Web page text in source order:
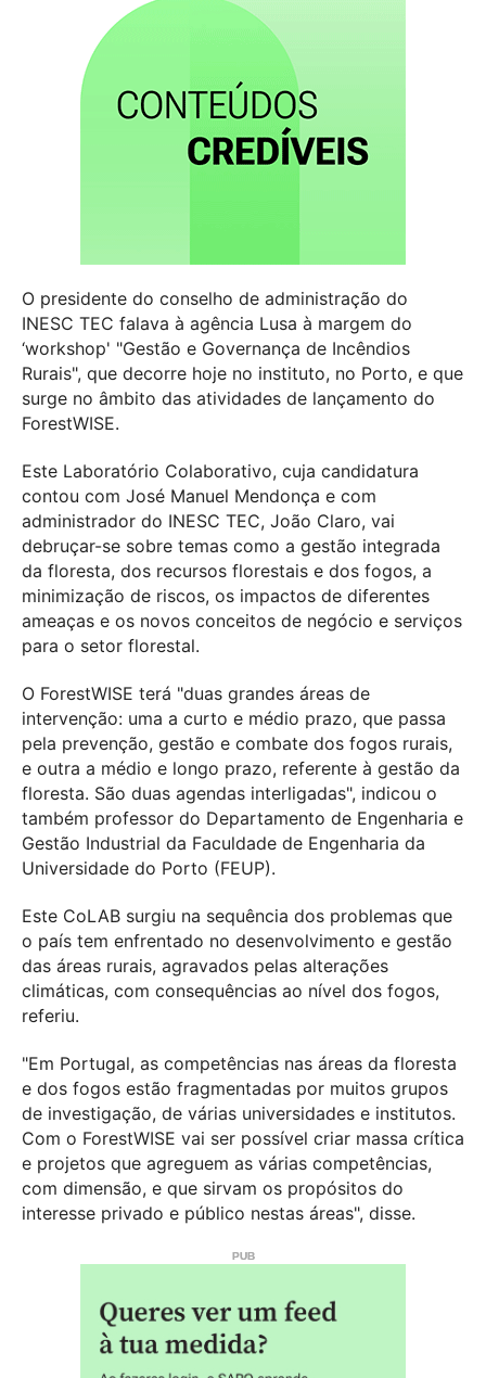
O presidente do conselho de administração do
INESC TEC falava à agência Lusa à margem do
‘workshop' "Gestão e Governança de Incêndios
Rurais", que decorre hoje no instituto, no Porto, e que
surge no âmbito das atividades de lançamento do
ForestWISE.
Este Laboratório Colaborativo, cuja candidatura
contou com José Manuel Mendonça e com
administrador do INESC TEC, João Claro, vai
debruçar-se sobre temas como a gestão integrada
da floresta, dos recursos florestais e dos fogos, a
minimização de riscos, os impactos de diferentes
ameaças e os novos conceitos de negócio e serviços
para o setor florestal.
O ForestWISE terá "duas grandes áreas de
intervenção: uma a curto e médio prazo, que passa
pela prevenção, gestão e combate dos fogos rurais,
e outra a médio e longo prazo, referente à gestão da
floresta. São duas agendas interligadas", indicou o
também professor do Departamento de Engenharia e
Gestão Industrial da Faculdade de Engenharia da
Universidade do Porto (FEUP).
Este CoLAB surgiu na sequência dos problemas que
o país tem enfrentado no desenvolvimento e gestão
das áreas rurais, agravados pelas alterações
climáticas, com consequências ao nível dos fogos,
referiu.
"Em Portugal, as competências nas áreas da floresta
e dos fogos estão fragmentadas por muitos grupos
de investigação, de várias universidades e institutos.
Com o ForestWISE vai ser possível criar massa crítica
e projetos que agreguem as várias competências,
com dimensão, e que sirvam os propósitos do
interesse privado e público nestas áreas", disse.